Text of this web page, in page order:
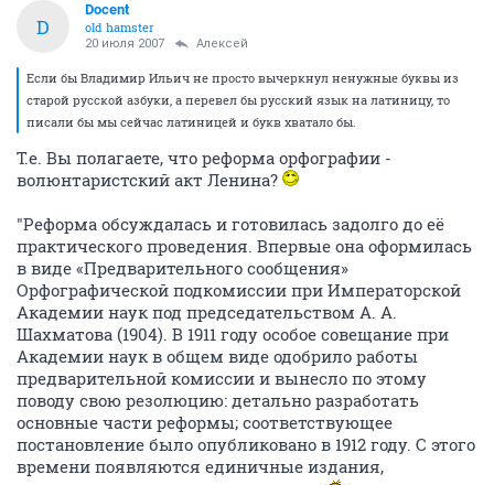
D
Docent
old hamster
20 июля 2007 Aлексей
Если бы Владимир Ильич не просто вычеркнул ненужные буквы из
старой русской азбуки, а перевел бы русский язык на латиницу, то
писали бы мы сейчас латиницей и букв хватало бы.
Т.е. Вы полагаете, что реформа орфографии -
волюнтаристский акт Ленина?
"Реформа обсуждалась и готовилась задолго до её
практического проведения. Впервые она оформилась
в виде «Предварительного сообщения»
Орфографической подкомиссии при Императорской
Академии наук под председательством А. А.
Шахматова (1904). В 1911 году особое совещание при
Академии наук в общем виде одобрило работы
предварительной комиссии и вынесло по этому
поводу свою резолюцию: детально разработать
основные части реформы; соответствующее
постановление было опубликовано в 1912 году. С этого
времени появляются единичные издания,